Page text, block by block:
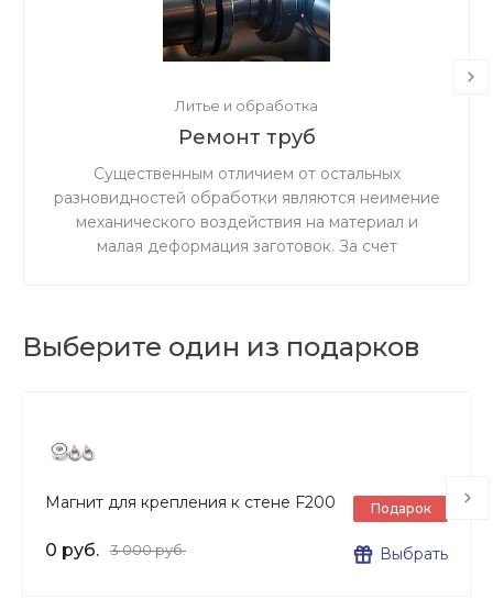
Литье и обработка
Ремонт труб
Существенным отличием от остальных
разновидностей обработки являются неимение
механического воздействия на материал и
малая деформация заготовок. За счет
Выберите один из подарков
Магнит для крепления к стене F200
0 руб. 3 000 руб.
Подарок
Выбрать